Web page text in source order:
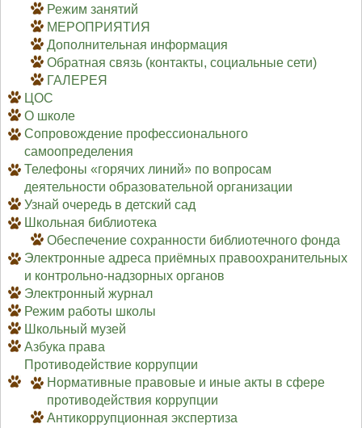
Режим занятий
МЕРОПРИЯТИЯ
Дополнительная информация
Обратная связь (контакты, социальные сети)
ГАЛЕРЕЯ
ЦОС
О школе
Сопровождение профессионального
самоопределения
Телефоны «горячих линий» по вопросам
деятельности образовательной организации
Узнай очередь в детский сад
Школьная библиотека
Обеспечение сохранности библиотечного фонда
Электронные адреса приёмных правоохранительных
и контрольно-надзорных органов
Электронный журнал
Режим работы школы
Школьный музей
Азбука права
Противодействие коррупции
Нормативные правовые и иные акты в сфере
противодействия коррупции
Антикоррупционная экспертиза